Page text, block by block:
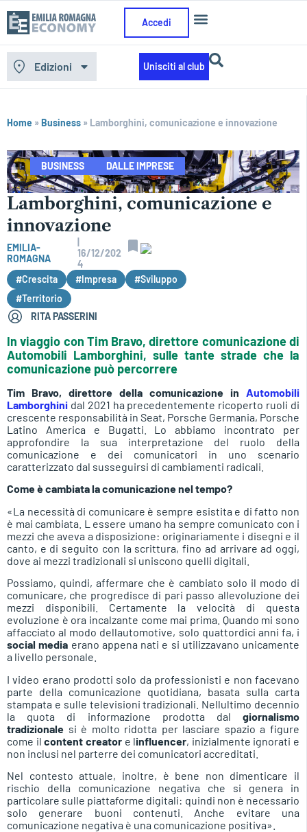
Accedi
Edizioni Unisciti al club
Home »Business » Lamborghini, comunicazione e innovazione
BUSINESS DALLE IMPRESE
Lamborghini, comunicazione e
innovazione
EMILIA-
ROMAGNA
16/12/202
4
#Crescita
#Impresa
#Sviluppo
#Territorio
RITA PASSERINI
In viaggio con Tim Bravo, direttore comunicazione di
Automobili Lamborghini, sulle tante strade che la
comunicazione può percorrere
Tim Bravo, direttore della comunicazione in Automobili
Lamborghini dal 2021 ha precedentemente ricoperto ruoli di
crescente responsabilità in Seat, Porsche Germania, Porsche
Latino America e Bugatti. Lo abbiamo incontrato per
approfondire la sua interpretazione del ruolo della
comunicazione e dei comunicatori in uno scenario
caratterizzato dal susseguirsi di cambiamenti radicali.
Come è cambiata la comunicazione nel tempo?
«La necessità di comunicare è sempre esistita e di fatto non
è mai cambiata. L essere umano ha sempre comunicato con i
mezzi che aveva a disposizione: originariamente i disegni e il
canto, e di seguito con la scrittura, fino ad arrivare ad oggi,
dove ai mezzi tradizionali si uniscono quelli digitali.
Possiamo, quindi, affermare che è cambiato solo il modo di
comunicare, che progredisce di pari passo allevoluzione dei
mezzi disponibili. Certamente la velocità di questa
evoluzione è ora incalzante come mai prima. Quando mi sono
affacciato al modo dellautomotive, solo quattordici anni fa, i
social media erano appena nati e si utilizzavano unicamente
a livello personale.
I video erano prodotti solo da professionisti e non facevano
parte della comunicazione quotidiana, basata sulla carta
stampata e sulle televisioni tradizionali. Nellultimo decennio
la quota di informazione prodotta dal giornalismo
tradizionale si è molto ridotta per lasciare spazio a figure
come ilcontent creatore linfluencer, inizialmente ignorati e
non inclusi nel parterre dei comunicatori accreditati.
Nel contesto attuale, inoltre, è bene non dimenticare il
rischio della comunicazione negativa che si genera in
particolare sulle piattaforme digitali: quindi non è necessario
solo generare buoni contenuti. Anche evitare una
comunicazione negativa è una comunicazione positiva».